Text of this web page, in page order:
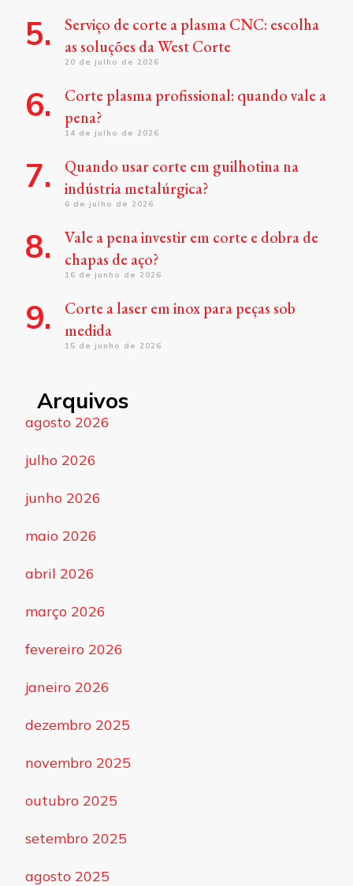
Serviço de corte a plasma CNC: escolha
as soluções da West Corte
20 de julho de 2026
Corte plasma profissional: quando vale a
pena?
14 de julho de 2026
Quando usar corte em guilhotina na
indústria metalúrgica?
6 de julho de 2026
Vale a pena investir em corte e dobra de
chapas de aço?
16 de junho de 2026
Corte a laser em inox para peças sob
medida
15 de junho de 2026
Arquivos
agosto 2026
julho 2026
junho 2026
maio 2026
abril 2026
março 2026
fevereiro 2026
janeiro 2026
dezembro 2025
novembro 2025
outubro 2025
setembro 2025
agosto 2025